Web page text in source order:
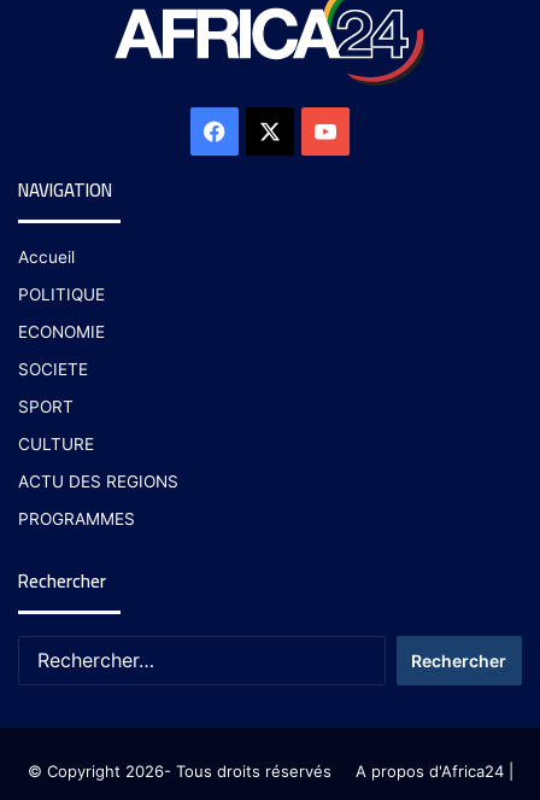
NAVIGATION
Accueil
POLITIQUE
ECONOMIE
SOCIETE
SPORT
CULTURE
ACTU DES REGIONS
PROGRAMMES
Rechercher
© Copyright 2026- Tous droits réservés A propos d'Africa24|